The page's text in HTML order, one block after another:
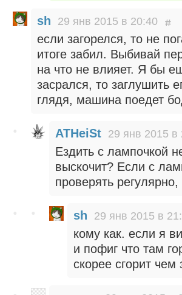
sh 29 янв 2015 в 20:40
если загорелся, то не
итоге забил. Выбивай
на что не влияет. Я бы
засрался, то заглушить
глядя, машина поедет
ATHeiSt 29 янв 2015 в
Ездить с лампочкой
выскочит? Если с
проверять
sh 29 янв 2015 в
кому как. если я
и пофиг что там
скорее сгорит чем